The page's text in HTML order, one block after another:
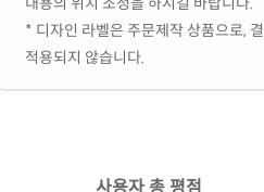
* 디자인 라벨은 주문제작 상품으로,
적용되지 않습니다.
사용자 총 평점